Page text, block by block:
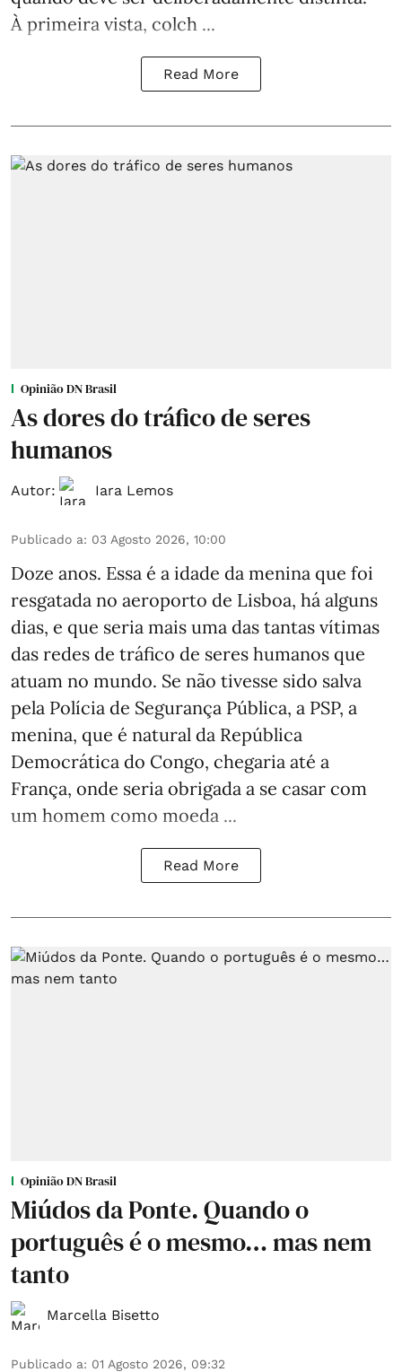
À primeira vista, colch ...
Read More
Opinião DN Brasil
As dores do tráfico de seres
humanos
Autor: Iara Lemos
Publicado a: 03 Agosto 2026, 10:00
Doze anos. Essa é a idade da menina que foi
resgatada no aeroporto de Lisboa, há alguns
dias, e que seria mais uma das tantas vítimas
das redes de tráfico de seres humanos que
atuam no mundo. Se não tivesse sido salva
pela Polícia de Segurança Pública, a PSP, a
menina, que é natural da República
Democrática do Congo, chegaria até a
França, onde seria obrigada a se casar com
um homem como moeda ...
Read More
Opinião DN Brasil
Miúdos da Ponte. Quando o
português é o mesmo… mas nem
tanto
Marcella Bisetto
Publicado a: 01 Agosto 2026, 09:32